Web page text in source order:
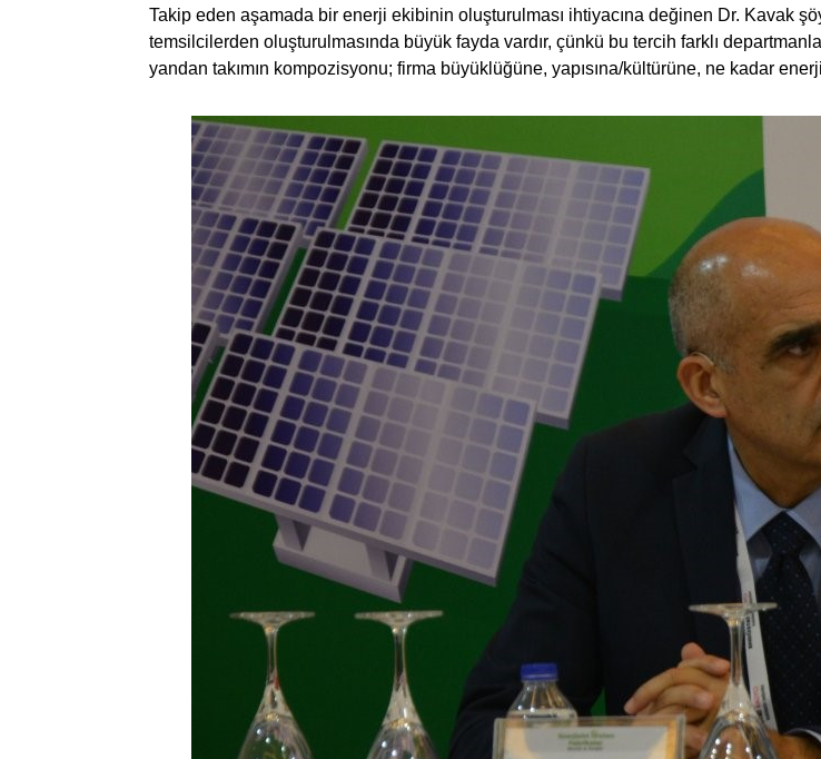
Takip eden aşamada bir enerji ekibinin oluşturulması ihtiyacına değinen Dr. Kavak
temsilcilerden oluşturulmasında büyük fayda vardır, çünkü bu tercih farklı
yandan takımın kompozisyonu; firma büyüklüğüne, yapısına/kültürüne, ne kadar